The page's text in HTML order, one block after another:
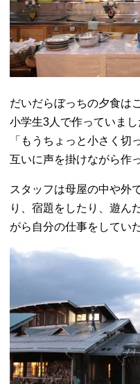
だいだらぼっちの夕食は
小学生3人で作っていま
「もうちょっと小さく切
互いに声を掛けながら作
スタッフは母屋の中や外
り、宿題をしたり、遊ん
がら自分の仕事をしてい